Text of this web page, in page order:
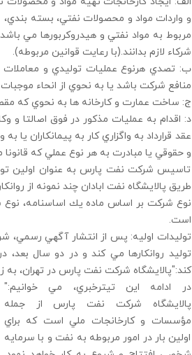
و واردات مواد و محصولات نفتي، بسته
مربوط به مواد نفتي و هيدروكربورها مي
شركاء لازم بدانند.(با رعايت قوانين مربوطه).
ب: تصدي هرنوع عمليات توليدي و
منافع شركت باشد يا به نحوي از انحاء
ج: ساخت عمارت و كارخانه ها به نحوي كه
د: اقدام به عمليات مذكور در فوق اصالتا و
عقد قرارداد به واگزاري كار به پيمانكاران
و حقوقي يا مبادرت به هر نوع عملي كه
تاسيس شركت نفت پارس به عنوان اولين
طريق پالايشگاه نفت ابادان چند نمونه از
است.
كند:"پالايشگاه شركت نفت پارس در تهران، به
در ادامه اين تيترخبري، مي خوانيم:"
پالايشگاه شركت نفت پارس از جمله
مؤسسات و كارخانجات ملي است كه براي
اولين بار در امور مربوطه به نفت و با سرمايه